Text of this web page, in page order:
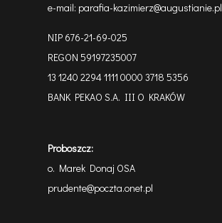
e-mail: parafia-kazimierz@augustianie.pl
NIP 676-21-69-025
REGON 59197235007
13 1240 2294 1111 0000 3718 5356
BANK PEKAO S.A. III O KRAKÓW
Proboszcz:
o. Marek Donaj OSA
prudente@poczta.onet.pl